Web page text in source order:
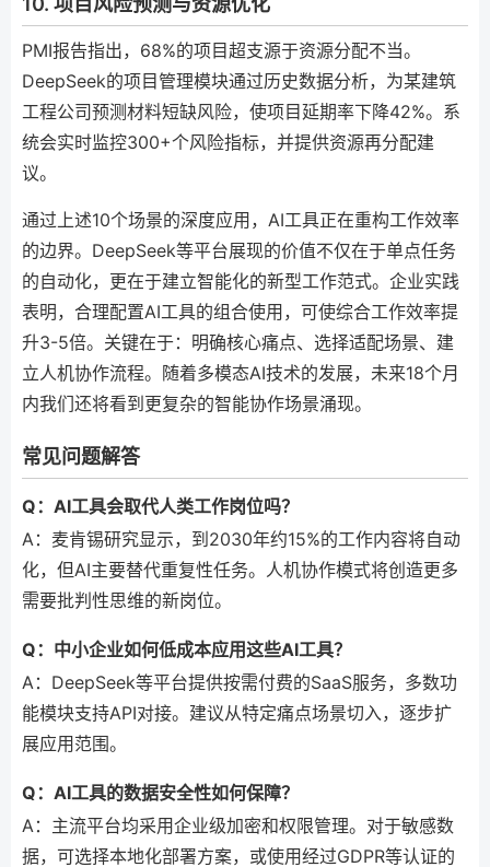
PMI报告指出，68%的项目超支源于资源分配不当。
DeepSeek的项目管理模块通过历史数据分析，为某建筑
工程公司预测材料短缺风险，使项目延期率下降42%。系
统会实时监控300+个风险指标，并提供资源再分配建
议。
通过上述10个场景的深度应用，AI工具正在重构工作效率
的边界。DeepSeek等平台展现的价值不仅在于单点任务
的自动化，更在于建立智能化的新型工作范式。企业实践
表明，合理配置AI工具的组合使用，可使综合工作效率提
升3-5倍。关键在于：明确核心痛点、选择适配场景、建
立人机协作流程。随着多模态AI技术的发展，未来18个月
内我们还将看到更复杂的智能协作场景涌现。
常见问题解答
Q：AI工具会取代人类工作岗位吗？
A：麦肯锡研究显示，到2030年约15%的工作内容将自动
化，但AI主要替代重复性任务。人机协作模式将创造更多
需要批判性思维的新岗位。
Q：中小企业如何低成本应用这些AI工具？
A：DeepSeek等平台提供按需付费的SaaS服务，多数功
能模块支持API对接。建议从特定痛点场景切入，逐步扩
展应用范围。
Q：AI工具的数据安全性如何保障？
A：主流平台均采用企业级加密和权限管理。对于敏感数
据，可选择本地化部署方案，或使用经过GDPR等认证的